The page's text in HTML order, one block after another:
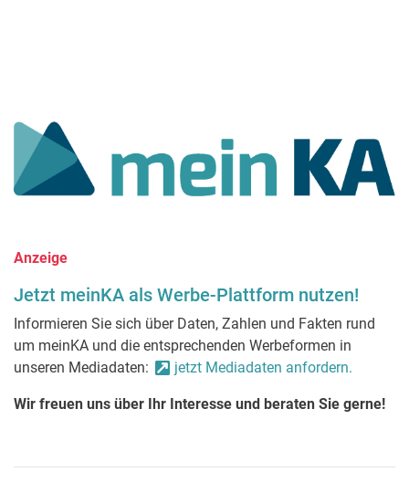
Anzeige
Jetzt meinKA als Werbe-Plattform nutzen!
Informieren Sie sich über Daten, Zahlen und Fakten rund
um meinKA und die entsprechenden Werbeformen in
unseren Mediadaten:
jetzt Mediadaten anfordern.
Wir freuen uns über Ihr Interesse und beraten Sie gerne!